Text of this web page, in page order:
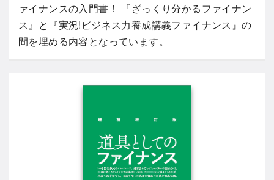
ァイナンスの入門書！ 『ざっくり分かるファイナン
ス』と『実況!ビジネス力養成講義ファイナンス』の
間を埋める内容となっています。